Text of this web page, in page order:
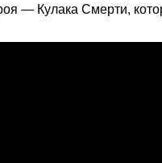
— Кулака Смерти,